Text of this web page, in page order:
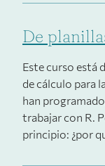
De
Este curso está
de cálculo para
han
trabajar con R.
principio: ¿por